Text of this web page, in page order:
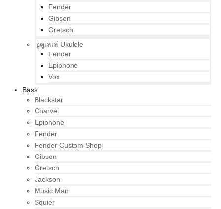
Fender
Gibson
Gretsch
อูคูเลเล่ Ukulele
Fender
Epiphone
Vox
Bass
Blackstar
Charvel
Epiphone
Fender
Fender Custom Shop
Gibson
Gretsch
Jackson
Music Man
Squier